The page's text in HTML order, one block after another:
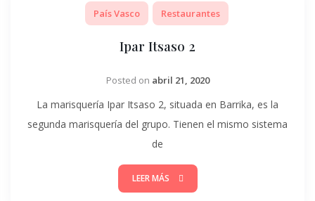
País Vasco Restaurantes
Ipar Itsaso 2
Posted on abril 21, 2020
La marisquería Ipar Itsaso 2, situada en Barrika, es la
segunda marisquería del grupo. Tienen el mismo sistema
de
LEER MÁS